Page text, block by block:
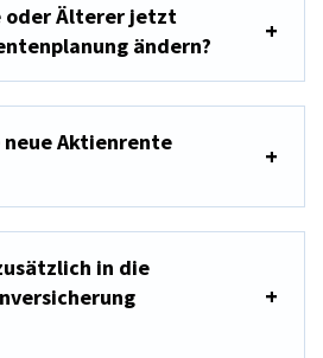
oder Älterer jetzt
ändern?
Aktienrente
in die